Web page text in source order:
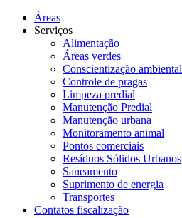
Áreas
Serviços
Alimentação
Áreas verdes
Conscientização ambiental
Controle de pragas
Limpeza predial
Manutenção Predial
Manutenção urbana
Monitoramento animal
Pontos comerciais
Resíduos Sólidos Urbanos
Saneamento
Suprimento de energia
Transportes
Contatos fiscalização